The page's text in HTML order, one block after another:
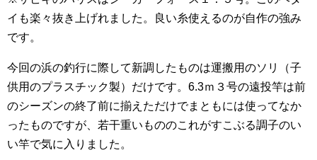
イも楽々抜き上げれました。良い糸使えるのが自作の強み
です。
今回の浜の釣行に際して新調したものは運搬用のソリ（子
供用のプラスチック製）だけです。6.3ｍ３号の遠投竿は前
のシーズンの終了前に揃えただけでまともには使ってなか
ったものですが、若干重いもののこれがすこぶる調子のい
い竿で気に入りました。